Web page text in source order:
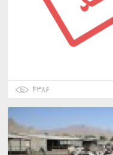
۴۳۸۶